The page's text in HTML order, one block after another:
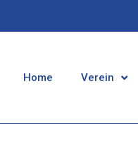
Home Verein